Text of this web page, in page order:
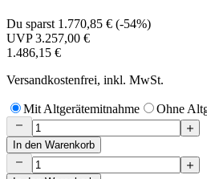
Du sparst 1.770,85 € (-54%)
UVP3.257,00 €
1.486,15 €
Versandkostenfrei, inkl. MwSt.
Mit Altgerätemitnahme Ohne
In den Warenkorb